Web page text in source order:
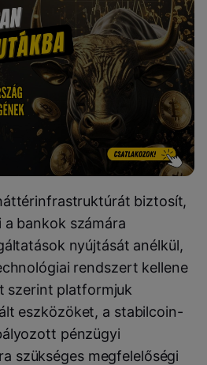
biztosít,
bankok számára
nyújtását anélkül,
rendszert kellene
szerint platformjuk
eszközöket, a stabilcoin-
pénzügyi
szükséges megfelelőségi